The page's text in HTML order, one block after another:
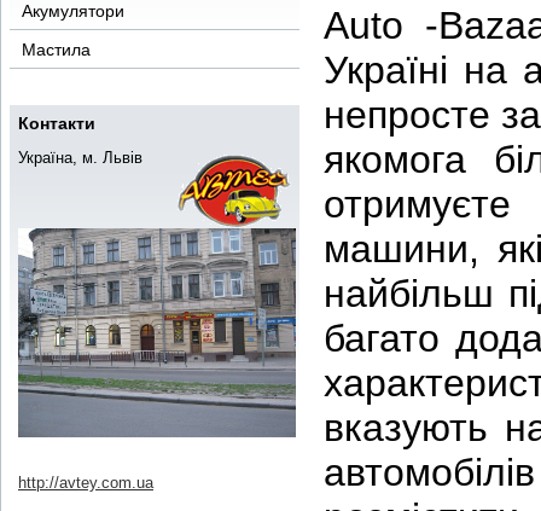
Акумулятори
Мастила
Контакти
Україна, м. Львів
http://avtey.com.ua
Auto -
Україні на
непросте
якомога
машини,
найбільш
багато
вказують